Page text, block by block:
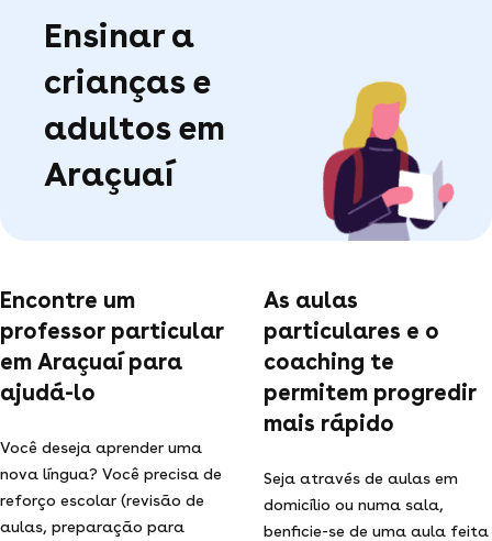
Ensinar a
crianças e
adultos em
Araçuaí
Encontre um
professor particular
em Araçuaí para
ajudá-lo
Você deseja aprender uma
nova língua? Você precisa de
reforço escolar (revisão de
aulas, preparação para
As aulas
particulares e o
coaching te
permitem progredir
mais rápido
Seja através de aulas em
domicílio ou numa sala,
benficie-se de uma aula feita